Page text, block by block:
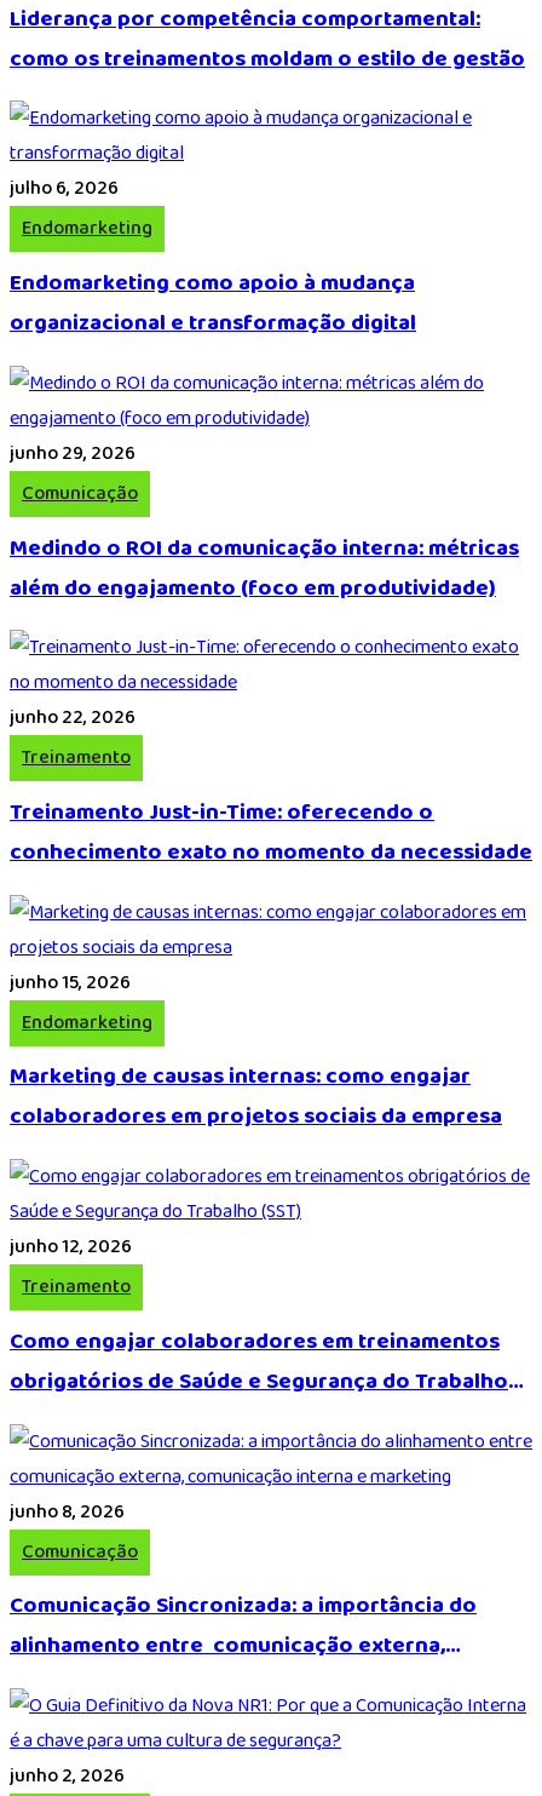
Liderança por competência comportamental:
como os treinamentos moldam o estilo de gestão
julho 6, 2026
Endomarketing
Endomarketing como apoio à mudança
organizacional e transformação digital
junho 29, 2026
Comunicação
Medindo o ROI da comunicação interna: métricas
além do engajamento (foco em produtividade)
junho 22, 2026
Treinamento
Treinamento Just-in-Time: oferecendo o
conhecimento exato no momento da necessidade
junho 15, 2026
Endomarketing
Marketing de causas internas: como engajar
colaboradores em projetos sociais da empresa
junho 12, 2026
Treinamento
Como engajar colaboradores em treinamentos
obrigatórios de Saúde e Segurança do Trabalho
(SST)
junho 8, 2026
Comunicação
Comunicação Sincronizada: a importância do
alinhamento entre comunicação externa,
comunicação interna e marketing
junho 2, 2026